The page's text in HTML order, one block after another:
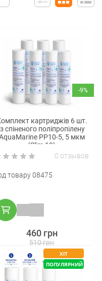
-9%
картриджів 6 шт.
спіненого поліпропілену
PP10-5, 5 мкм
(Slim 10)
0 отзывов
товару 08475
510 грн
460 грн
ХІТ
ПОПУЛЯРНИЙ